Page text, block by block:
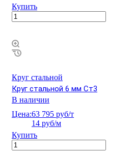
Купить
Круг стальной
Круг стальной 6 мм Ст3
В наличии
Цена:63 795 руб/т
14 руб/м
Купить